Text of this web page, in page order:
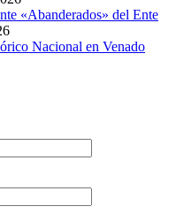
«Abanderados» del Ente
Nacional en Venado